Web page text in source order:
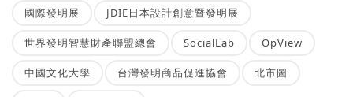
國際發明展 JDIE日本設計創意暨發明展
世界發明智慧財產聯盟總會 SocialLab OpView
中國文化大學 台灣發明商品促進協會 北市圖